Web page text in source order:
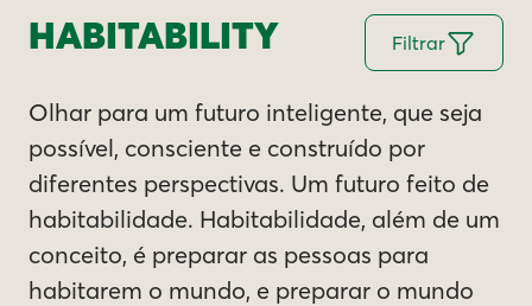
HABITABILITY Filtrar
Olhar para um futuro inteligente, que seja
possível, consciente e construído por
diferentes perspectivas. Um futuro feito de
habitabilidade. Habitabilidade, além de um
conceito, é preparar as pessoas para
habitarem o mundo, e preparar o mundo